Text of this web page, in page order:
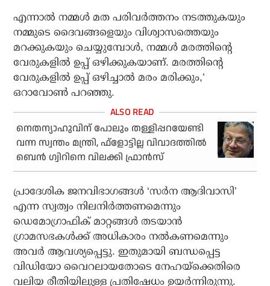
എന്നാല്‍ നമ്മള്‍ മത പരിവര്‍ത്തനം നടത്തുകയും
നമ്മുടെ ദൈവങ്ങളെയും വിശ്വാസത്തെയും
മറക്കുകയും ചെയ്യുമ്പോള്‍, നമ്മള്‍ മരത്തിന്റെ
വേരുകളില്‍ ഉപ്പ് ഒഴിക്കുകയാണ്. മരത്തിന്റെ
വേരുകളില്‍ ഉപ്പ് ഒഴിച്ചാല്‍ മരം മരിക്കും,’
ഒറാവോണ്‍ പറഞ്ഞു.
നെതന്യാഹുവിന് പോലും തള്ളിപ്പറയേണ്ടി
വന്ന സ്വന്തം മന്ത്രി, ഫ്‌ളോട്ടില്ല വിവാദത്തില്‍
ബെന്‍ ഗ്വിറിനെ വിലക്കി ഫ്രാന്‍സ്
പ്രാദേശിക ജനവിഭാഗങ്ങള്‍ ‘സര്‍ന ആദിവാസി’
എന്ന സ്വത്വം നിലനിര്‍ത്തണമെന്നും
ഡെമോഗ്രാഫിക് മാറ്റങ്ങള്‍ തടയാന്‍
ഗ്രാമസഭകള്‍ക്ക് അധികാരം നല്‍കണമെന്നും
അവര്‍ ആവശ്യപ്പെട്ടു. ഇതുമായി ബന്ധപ്പെട്ട
വിഡിയോ വൈറലായതോടെ നേഹയ്‌ക്കെതിരെ
വലിയ രീതിയിലുള്ള പ്രതിഷേധം ഉയര്‍ന്നിരുന്നു.